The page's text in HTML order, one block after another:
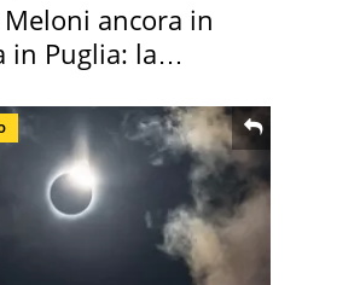
ancora in
in Puglia: la